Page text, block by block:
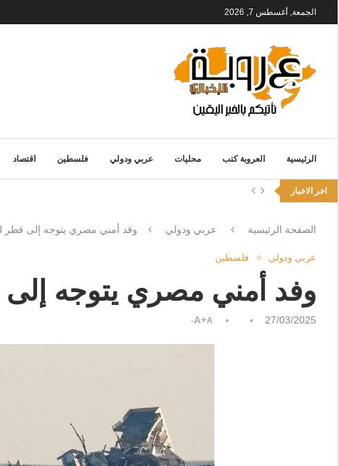
الجمعة, أغسطس 7, 2026
الرئيسية العروبة كتب محليات عربي ودولي فلسطين اقتصاد
اخر الاخبار
الصفحة الرئيسية عربي ودولي وفد أمني مصري يتوجه إلى قطر
عربي ودولي فلسطين
وفد أمني مصري يتوجه
27/03/2025
A+A-